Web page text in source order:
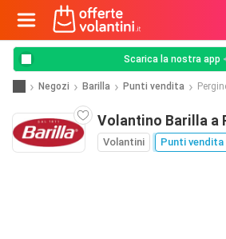
Scarica la nostra app
Negozi Barilla Punti vendita
Volantino Barilla a
Volantini Punti vendita